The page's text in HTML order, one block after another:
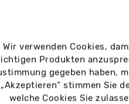
Wir verwenden Cookies,
Produkten
gegeben haben,
„Akzeptieren“ stimmen Sie
welche Cookies Sie
Schreibblöcke,